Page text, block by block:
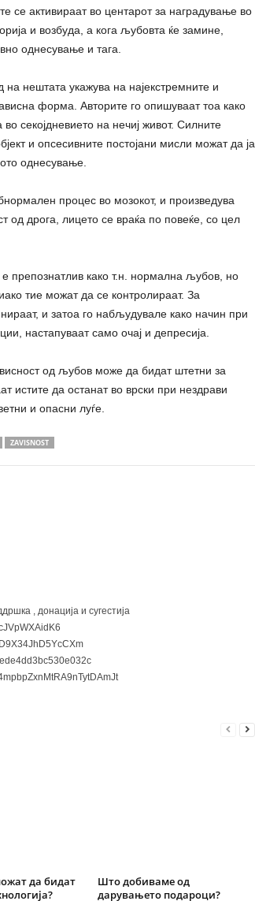
се активираат во центарот за наградување во
и возбуда, а кога љубовта ќе замине,
однесување и тага.
нештата укажува на најекстремните и
форма. Авторите го опишуваат тоа како
секојдневието на нечиј живот. Силните
и опсесивните постојани мисли можат да ја
однесување.
процес во мозокот, и произведува
од дрога, лицето се враќа по повеќе, со цел
препознатлив како т.н. нормална љубов, но
тие можат да се контролираат. За
и затоа го набљудувале како начин при
настапуваат само очај и депресија.
од љубов може да бидат штетни за
истите да останат во врски при нездрави
и опасни луѓе.
ZAVISNOST
, донација и сугестија
да бидат
Што добиваме од
дарувањето подароци?